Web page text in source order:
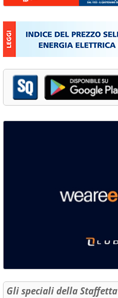
Gli speciali della Staffetta